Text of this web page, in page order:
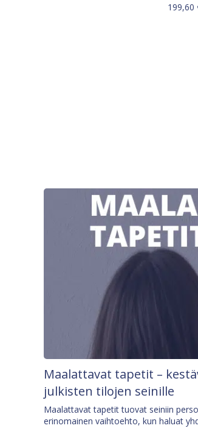
199,60
Maalattavat tapetit –
julkisten tilojen seinille
Maalattavat tapetit tuovat seiniin
erinomainen vaihtoehto, kun haluat